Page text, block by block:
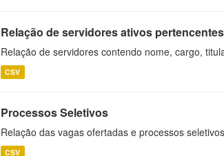
Relação de servidores ativos
Relação de servidores contendo nome, cargo,
CSV
Processos Seletivos
Relação das vagas ofertadas e processos
CSV